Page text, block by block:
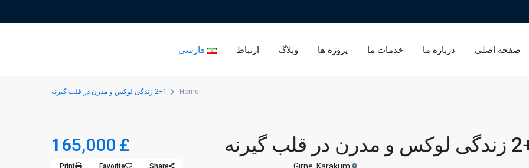
صفحه اصلی درباره ما خدمات ما پروژه ها وبلاگ ارتباط فارسی
Home 2+1 زندگی لوکس و مدرن در قلب گیرنه
در قلب گیرنه £ 165,000
Girne, Karakum
Share
Favorite
Print